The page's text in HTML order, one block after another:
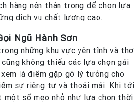
hàng nên thận trọng để chọn lựa
dịch vụ chất lượng cao.
Ngũ Hành Sơn
những khu vực yên tĩnh và thơ
không thiếu các lựa chọn gái
là điểm gặp gỡ lý tưởng cho
sự riêng tư và thoải mái. Khi tới
một số mẹo nhỏ như lựa chọn thời